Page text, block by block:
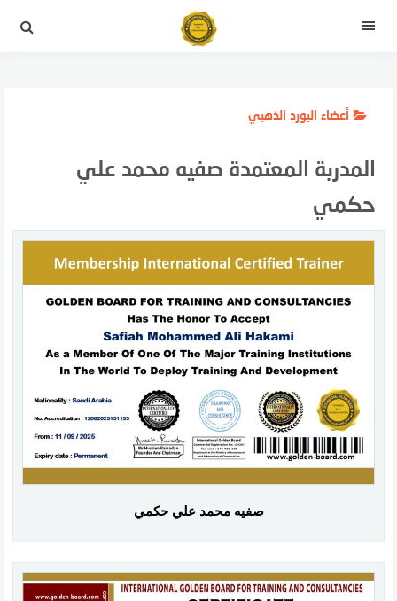
القائمة
أعضاء البورد الذهبي
المدربة المعتمدة صفيه محمد علي
حكمي
صفيه محمد علي حكمي